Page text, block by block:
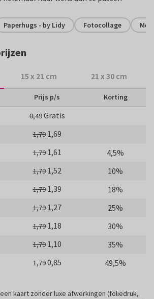
Paperhugs - by Lidy Fotocollage
15 x 21 cm 21 x 30 cm
Prijs p/s Korting
0,49Gratis
1,79 1,69
1,79 1,61
4,5%
1,79 1,52
10%
1,79 1,39
18%
1,79 1,27
25%
1,79 1,18
30%
1,79 1,10
35%
1,790,85 49,5%
kaart zonder luxe afwerkingen (foliedruk,